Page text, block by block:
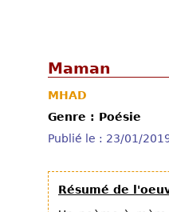
Maman
MHAD
Genre : Poésie
Publié le : 23/01/
Résumé de